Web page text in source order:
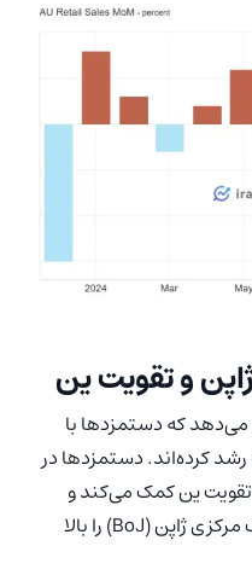
و تقویت ین
می‌دهد که دستمزدها با
سال گذشته رشد کرده‌اند. دستمزدها در
به تقویت ین کمک می‌کند و
توسط بانک مرکزی ژاپن (BoJ) را بالا